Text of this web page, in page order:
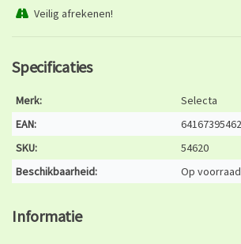
Veilig afrekenen!
Specificaties
Merk:
Selecta
EAN:
SKU:
54620
Beschikbaarheid:
Op voorraad
Informatie